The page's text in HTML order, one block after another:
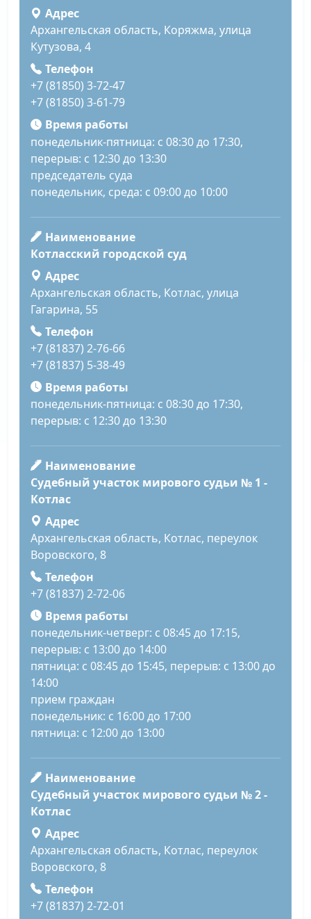
Адрес
Архангельская область, Коряжма, улица
Кутузова, 4
Телефон
+7 (81850) 3-72-47
+7 (81850) 3-61-79
Время работы
понедельник-пятница: с 08:30 до 17:30,
перерыв: с 12:30 до 13:30
председатель суда
понедельник, среда: с 09:00 до 10:00
Наименование
Котласский городской суд
Адрес
Архангельская область, Котлас, улица
Гагарина, 55
Телефон
+7 (81837) 2-76-66
+7 (81837) 5-38-49
Время работы
понедельник-пятница: с 08:30 до 17:30,
перерыв: с 12:30 до 13:30
Наименование
Судебный участок мирового судьи № 1 -
Котлас
Адрес
Архангельская область, Котлас, переулок
Воровского, 8
Телефон
+7 (81837) 2-72-06
Время работы
понедельник-четверг: с 08:45 до 17:15,
перерыв: с 13:00 до 14:00
пятница: с 08:45 до 15:45, перерыв: с 13:00 до
14:00
прием граждан
понедельник: с 16:00 до 17:00
пятница: с 12:00 до 13:00
Наименование
Судебный участок мирового судьи № 2 -
Котлас
Адрес
Архангельская область, Котлас, переулок
Воровского, 8
Телефон
+7 (81837) 2-72-01